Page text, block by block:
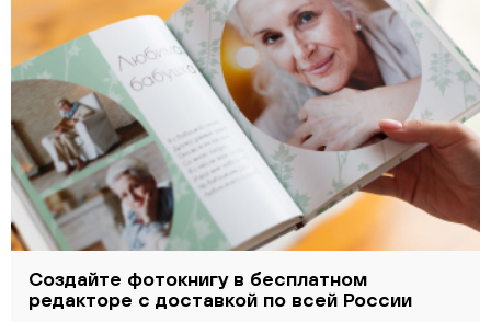
Создайте фотокнигу в бесплатном
редакторе с доставкой по всей России